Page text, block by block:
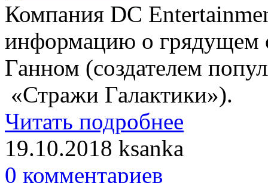
Компания DC
информацию о грядущем
Ганном (создателем
«Стражи Галактики»).
Читать подробнее
19.10.2018 ksanka
0 комментариев